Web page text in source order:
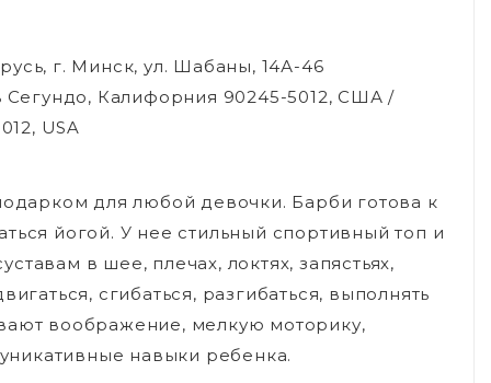
г. Минск, ул. Шабаны, 14А-46
Сегундо, Калифорния 90245-5012, США /
USA
для любой девочки. Барби готова к
йогой. У нее стильный спортивный топ и
в шее, плечах, локтях, запястьях,
сгибаться, разгибаться, выполнять
воображение, мелкую моторику,
навыки ребенка.